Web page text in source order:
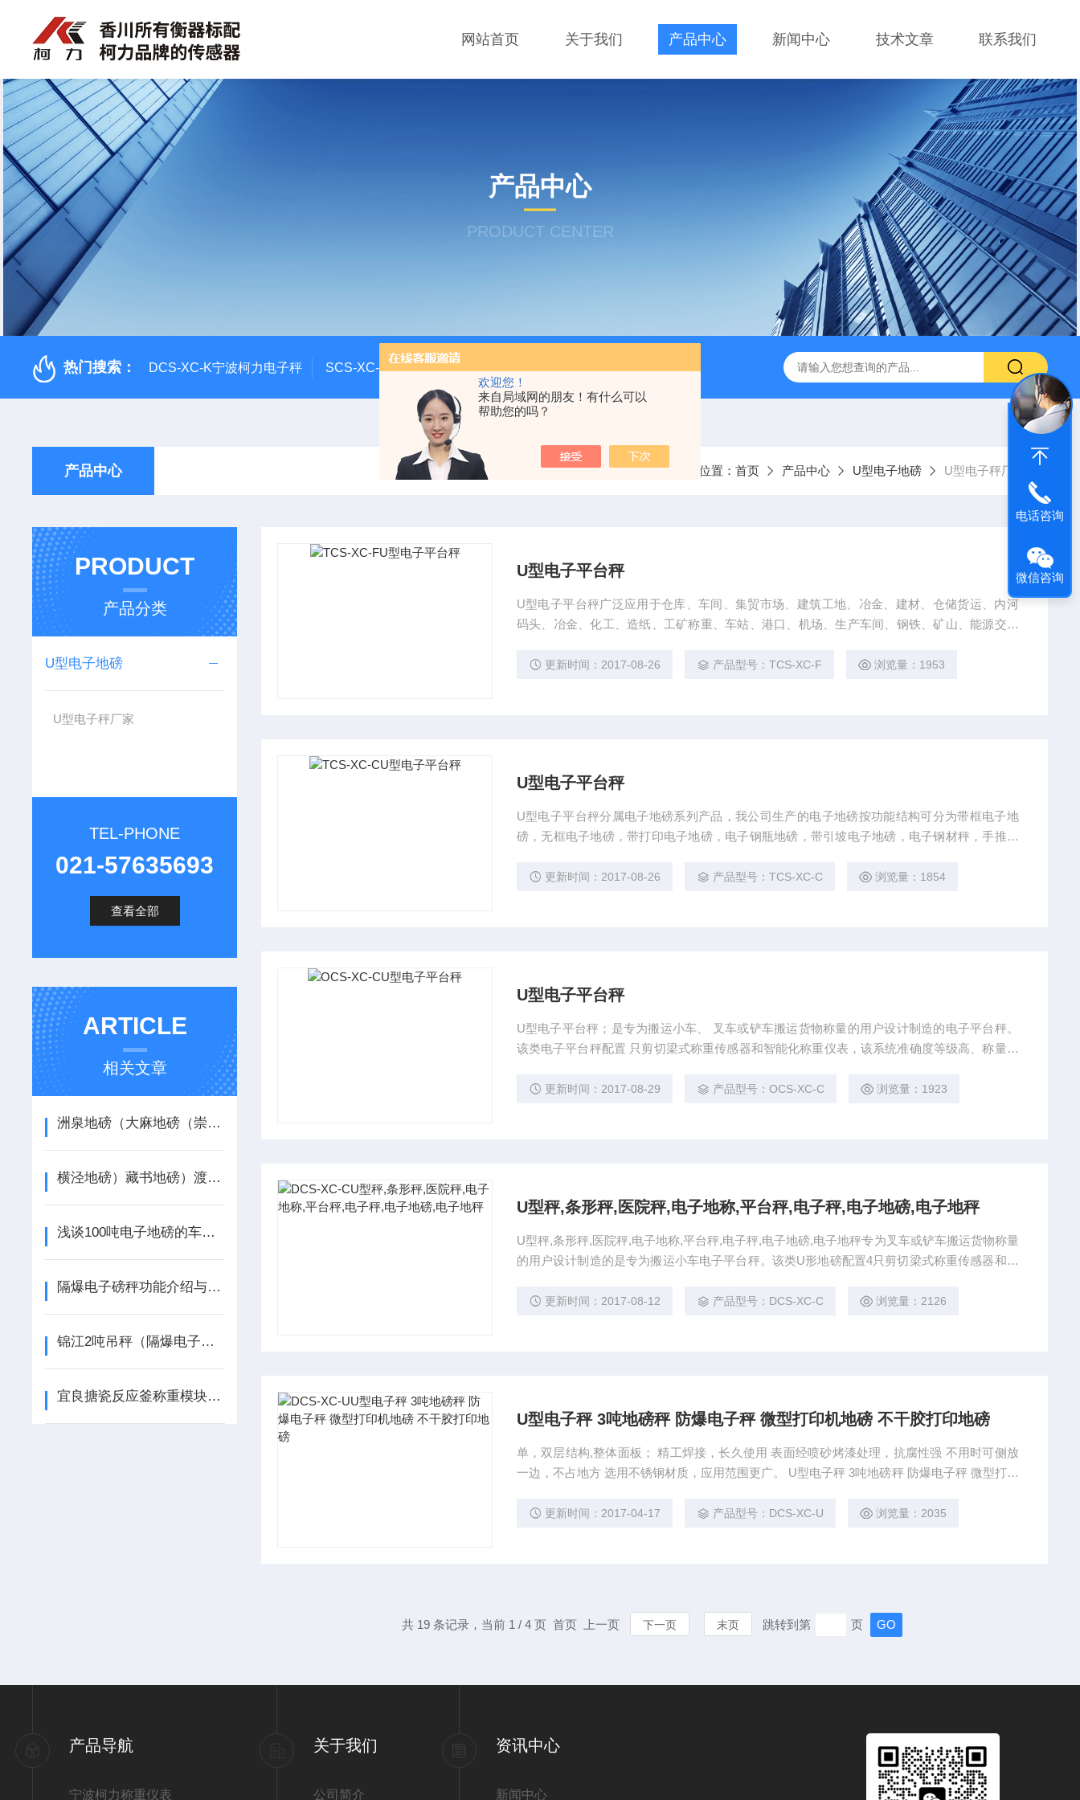
欢迎您！
来自局域网的朋友！有什么可以
帮助您的吗？
网站首页 关于我们 产品中心 新闻中心 技术文章 联系我们
产品中心
PRODUCT CENTER
热门搜索： DCS-XC-K宁波柯力电子秤 SCS-XC-E宁波柯力地磅 D2008-W柯力D2008-W数字仪表 D39-W-CAN物联网称重显示仪表宁波
产品中心 当前位置： 首页 产品中心 U型电子地磅 U型电子秤厂家
PRODUCT
产品分类
U型电子地磅
U型电子秤厂家
TEL-PHONE
021-57635693
查看全部
ARTICLE
相关文章
洲泉地磅（大麻地磅（崇福地磅（高桥地磅
横泾地磅）藏书地磅）渡村地磅）甪直地磅）光福地磅
浅谈100吨电子地磅的车牌识别管理系统
隔爆电子磅秤功能介绍与材质说明
锦江2吨吊秤（隔爆电子天平）石屏汽车衡）雅安5吨地磅
宜良搪瓷反应釜称重模块（碧江1T地磅）望谟120T地磅
U型电子平台秤
U型电子平台秤广泛应用于仓库、车间、集贸市场、建筑工地、冶金、建材、仓储货运、内河
码头、冶金、化工、造纸、工矿称重、车站、港口、机场、生产车间、钢铁、矿山、能源交通
及各种生产线上的货物称量等。
更新时间：2017-08-26 产品型号：TCS-XC-F 浏览量：1953
U型电子平台秤
U型电子平台秤分属电子地磅系列产品，我公司生产的电子地磅按功能结构可分为带框电子地
磅，无框电子地磅，带打印电子地磅，电子钢瓶地磅，带引坡电子地磅，电子钢材秤，手推电
更新时间：2017-08-26 产品型号：TCS-XC-C 浏览量：1854
U型电子平台秤
U型电子平台秤；是专为搬运小车、 叉车或铲车搬运货物称量的用户设计制造的电子平台秤。
该类电子平台秤配置 只剪切梁式称重传感器和智能化称重仪表，该系统准确度等级高、称量迅
更新时间：2017-08-29 产品型号：OCS-XC-C 浏览量：1923
U型秤,条形秤,医院秤,电子地称,平台秤,电子秤,电子地磅,电子地秤
U型秤,条形秤,医院秤,电子地称,平台秤,电子秤,电子地磅,电子地秤专为叉车或铲车搬运货物称量
的用户设计制造的是专为搬运小车电子平台秤。该类U形地磅配置4只剪切梁式称重传感器和智
电子地磅材质有碳钢和不锈钢两种。
更新时间：2017-08-12 产品型号：DCS-XC-C 浏览量：2126
U型电子秤 3吨地磅秤 防爆电子秤 微型打印机地磅 不干胶打印地磅
单，双层结构,整体面板； 精工焊接，长久使用 表面经喷砂烤漆处理，抗腐性强 不用时可侧放
一边，不占地方 选用不锈钢材质，应用范围更广。 U型电子秤 3吨地磅秤 防爆电子秤 微型打印
更新时间：2017-04-17 产品型号：DCS-XC-U 浏览量：2035
共 19 条记录，当前 1 / 4 页 首页 上一页 下一页 末页 跳转到第 页
产品导航
宁波柯力称重仪表
关于我们
公司简介
资讯中心
新闻中心
电话咨询
微信咨询